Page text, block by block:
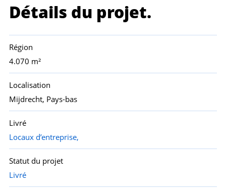
Détails du projet.
Région
4.070 m²
Localisation
Mijdrecht, Pays-bas
Livré
Locaux d’entreprise,
Statut du projet
Livré